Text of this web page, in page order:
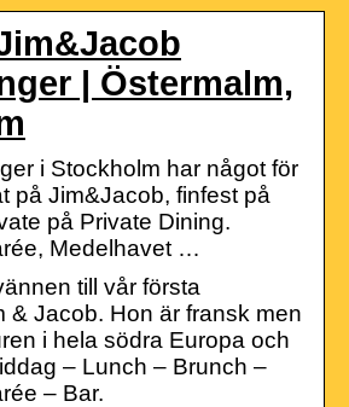
| Östermalm,
i Stockholm har något för
på Jim&Jacob, finfest på
på Private Dining.
Medelhavet …
till vår första
& Jacob. Hon är fransk men
i hela södra Europa och
– Lunch – Brunch –
– Bar.